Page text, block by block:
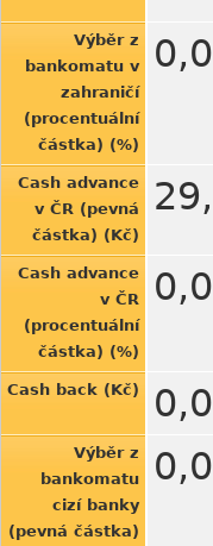
Výběr z
bankomatu v
zahraničí
(procentuální
částka) (%)
Cash advance
v ČR (pevná
částka) (Kč)
Cash advance
v ČR
(procentuální
částka) (%)
Cash back (Kč)
Výběr z
bankomatu
cizí banky
(pevná částka)